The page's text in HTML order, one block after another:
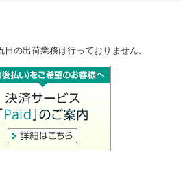
の出荷業務は行っておりません。